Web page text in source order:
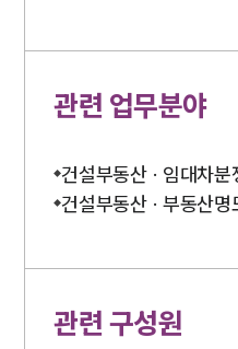
대륜법
대륜법
관련 업무분야
건설부동산 · 임대차분
건설부동산 · 부동산명
관련 구성원